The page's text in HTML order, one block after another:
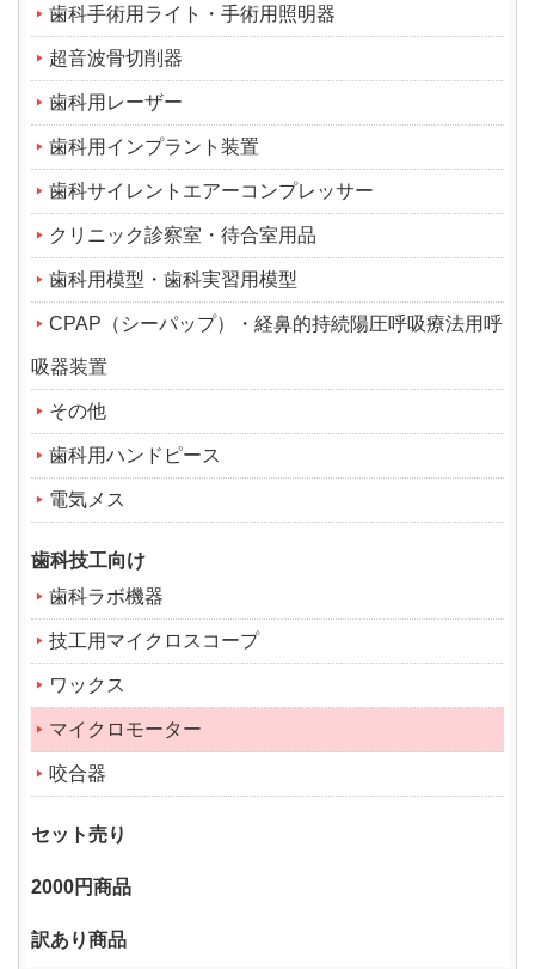
歯科手術用ライト・手術用照明器
超音波骨切削器
歯科用レーザー
歯科用インプラント装置
歯科サイレントエアーコンプレッサー
クリニック診察室・待合室用品
歯科用模型・歯科実習用模型
CPAP（シーパップ）・経鼻的持続陽圧呼吸療法用呼
吸器装置
その他
歯科用ハンドピース
電気メス
歯科技工向け
歯科ラボ機器
技工用マイクロスコープ
ワックス
マイクロモーター
咬合器
セット売り
2000円商品
訳あり商品